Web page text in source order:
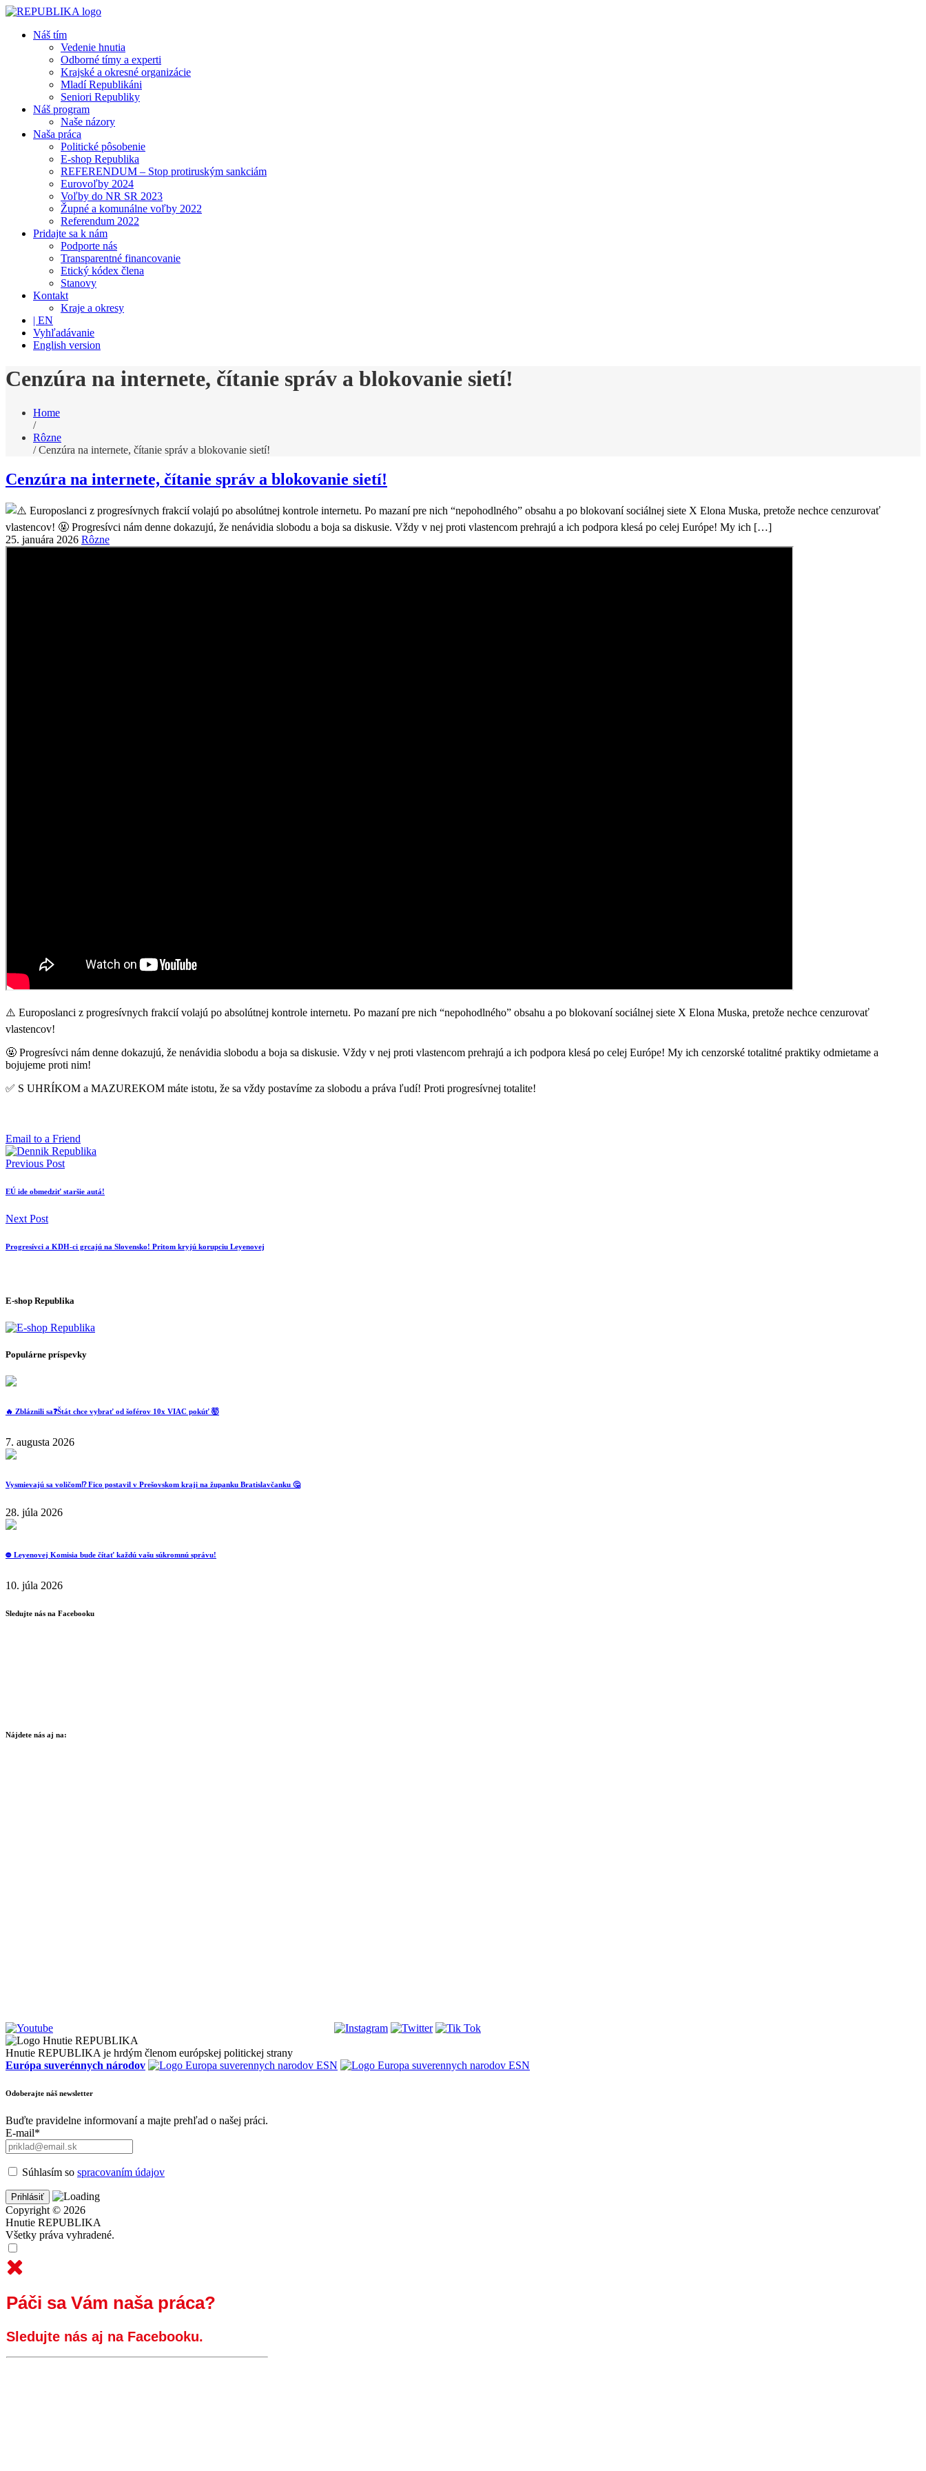
Náš tím
Vedenie hnutia
Odborné tímy a experti
Krajské a okresné organizácie
Mladí Republikáni
Seniori Republiky
Náš program
Naše názory
Naša práca
Politické pôsobenie
E-shop Republika
REFERENDUM – Stop protiruským sankciám
Eurovoľby 2024
Voľby do NR SR 2023
Župné a komunálne voľby 2022
Referendum 2022
Pridajte sa k nám
Podporte nás
Transparentné financovanie
Etický kódex člena
Stanovy
Kontakt
Kraje a okresy
| EN
Vyhľadávanie
English version
Cenzúra na internete, čítanie správ a blokovanie sietí!
Home
/
Rôzne
/ Cenzúra na internete, čítanie správ a blokovanie sietí!
Cenzúra na internete, čítanie správ a blokovanie sietí!
25. januára 2026 Rôzne
⚠️ Europoslanci z progresívnych frakcií volajú po absolútnej kontrole internetu. Po mazaní pre nich “nepohodlného” obsahu a po blokovaní sociálnej siete X Elona Muska, pretože nechce cenzurovať
vlastencov!
🤬 Progresívci nám denne dokazujú, že nenávidia slobodu a boja sa diskusie. Vždy v nej proti vlastencom prehrajú a ich podpora klesá po celej Európe! My ich cenzorské totalitné praktiky odmietame a
bojujeme proti nim!
✅️ S UHRÍKOM a MAZUREKOM máte istotu, že sa vždy postavíme za slobodu a práva ľudí! Proti progresívnej totalite!
Email to a Friend
Previous Post
EÚ ide obmedziť staršie autá!
Next Post
Progresívci a KDH-ci grcajú na Slovensko! Pritom kryjú korupciu Leyenovej
E-shop Republika
Populárne príspevky
🔥 Zbláznili sa❓️Štát chce vybrať od šoférov 10x VIAC pokúť 🤯
7. augusta 2026
Vysmievajú sa voličom⁉️ Fico postavil v Prešovskom kraji na županku Bratislavčanku 🤔
28. júla 2026
⛔️ Leyenovej Komisia bude čítať každú vašu súkromnú správu!
10. júla 2026
Sledujte nás na Facebooku
Nájdete nás aj na:
Hnutie REPUBLIKA je hrdým členom európskej politickej strany
Európa suverénnych národov
Odoberajte náš newsletter
Buďte pravidelne informovaní a majte prehľad o našej práci.
E-mail*
Súhlasím so spracovaním údajov
Copyright © 2026
Hnutie REPUBLIKA
Všetky práva vyhradené.
Páči sa Vám naša práca?
Sledujte nás aj na Facebooku.